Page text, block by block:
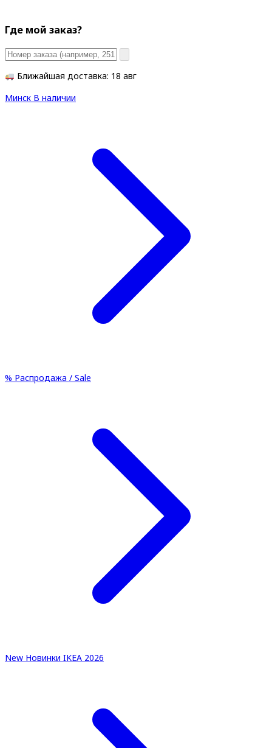
Где мой заказ?
Ближайшая доставка: 18 авг
Минск В наличии
% Распродажа / Sale
New Новинки IKEA 2026